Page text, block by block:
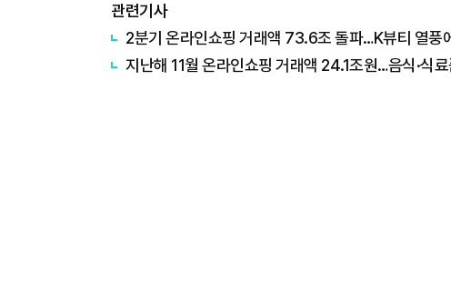
관련기사
2분기 온라인쇼핑 거래액 73.6조 돌파…K뷰티 열풍
지난해 11월 온라인쇼핑 거래액 24.1조원…음식·식